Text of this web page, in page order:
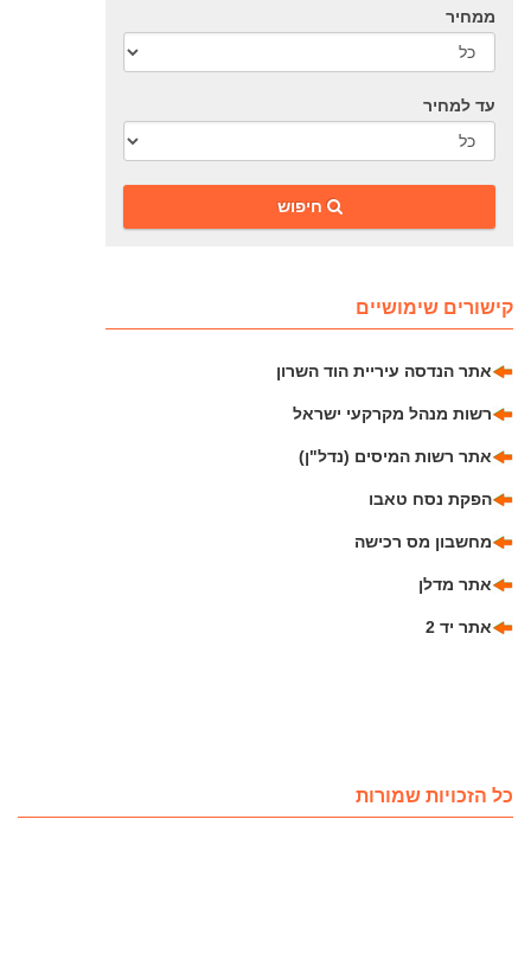
ממחיר
עד למחיר
‎חיפוש
קישורים שימושיים
אתר הנדסה עיריית הוד השרון
רשות מנהל מקרקעי ישראל
אתר רשות המיסים (נדל"ן)
הפקת נסח טאבו
מחשבון מס רכישה
אתר מדלן
אתר יד 2
כל הזכויות שמורות